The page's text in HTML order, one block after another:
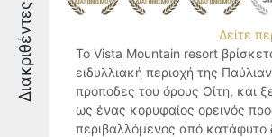
Διακριθέντες
Δείτε
Το Vista Mountain resort
ειδυλλιακή περιοχή της
πρόποδες του όρους Οίτη, και
ως ένας κορυφαίος ορεινός
περιβαλλόμενος από κατάφυτο